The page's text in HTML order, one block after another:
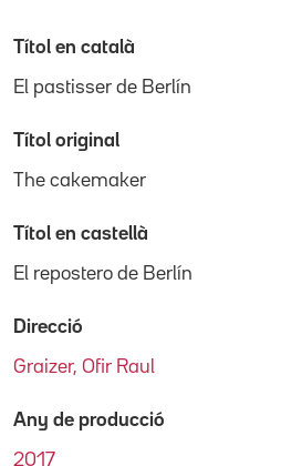
Títol en català
El pastisser de Berlín
Títol original
The cakemaker
Títol en castellà
El repostero de Berlín
Direcció
Graizer, Ofir Raul
Any de producció
2017